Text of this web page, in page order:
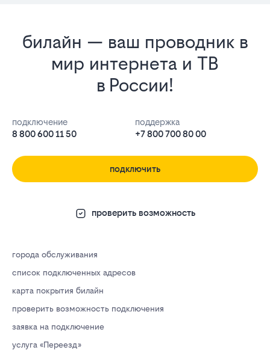
билайн — ваш проводник в
мир интернета и ТВ
в России!
подключение
8 800 600 11 50
поддержка
+7 800 700 80 00
подключить
проверить возможность
города обслуживания
список подключенных адресов
карта покрытия билайн
проверить возможность подключения
заявка на подключение
услуга «Переезд»